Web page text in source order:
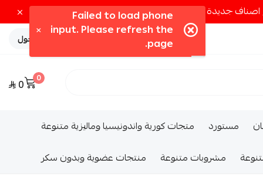
تسجيل الدخول
0
0
مستورد
متجات كورية واندونيسيا وماليزية متنوعة
مشروبات متنوعة منتجات عضوية وبدون سكر